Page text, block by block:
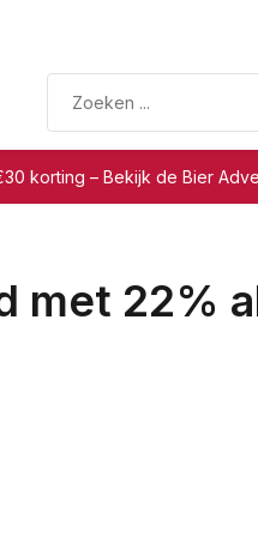
korting – Bekijk de Bier
met 22%